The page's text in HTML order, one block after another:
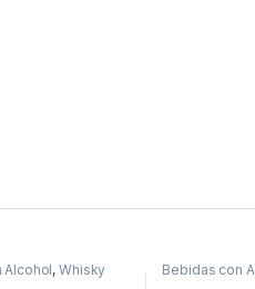
Alcohol,Whisky Bebidas con